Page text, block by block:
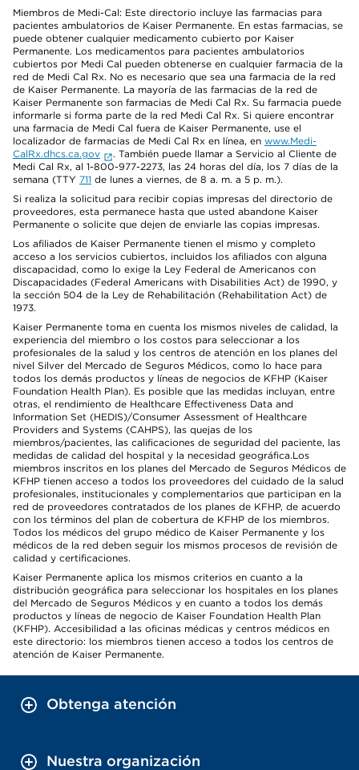
Miembros de Medi-Cal: Este directorio incluye las farmacias para
pacientes ambulatorios de Kaiser Permanente. En estas farmacias, se
puede obtener cualquier medicamento cubierto por Kaiser
Permanente. Los medicamentos para pacientes ambulatorios
cubiertos por Medi Cal pueden obtenerse en cualquier farmacia de la
red de Medi Cal Rx. No es necesario que sea una farmacia de la red
de Kaiser Permanente. La mayoría de las farmacias de la red de
Kaiser Permanente son farmacias de Medi Cal Rx. Su farmacia puede
informarle si forma parte de la red Medi Cal Rx. Si quiere encontrar
una farmacia de Medi Cal fuera de Kaiser Permanente, use el
localizador de farmacias de Medi Cal Rx en línea, en www.Medi-
CalRx.dhcs.ca.gov
. También puede llamar a Servicio al Cliente de
Medi Cal Rx, al 1-800-977-2273, las 24 horas del día, los 7 días de la
semana (TTY 711 de lunes a viernes, de 8 a. m. a 5 p. m.).
Si realiza la solicitud para recibir copias impresas del directorio de
proveedores, esta permanece hasta que usted abandone Kaiser
Permanente o solicite que dejen de enviarle las copias impresas.
Los afiliados de Kaiser Permanente tienen el mismo y completo
acceso a los servicios cubiertos, incluidos los afiliados con alguna
discapacidad, como lo exige la Ley Federal de Americanos con
Discapacidades (Federal Americans with Disabilities Act) de 1990, y
la sección 504 de la Ley de Rehabilitación (Rehabilitation Act) de
1973.
Kaiser Permanente toma en cuenta los mismos niveles de calidad, la
experiencia del miembro o los costos para seleccionar a los
profesionales de la salud y los centros de atención en los planes del
nivel Silver del Mercado de Seguros Médicos, como lo hace para
todos los demás productos y líneas de negocios de KFHP (Kaiser
Foundation Health Plan). Es posible que las medidas incluyan, entre
otras, el rendimiento de Healthcare Effectiveness Data and
Information Set (HEDIS)/Consumer Assessment of Healthcare
Providers and Systems (CAHPS), las quejas de los
miembros/pacientes, las calificaciones de seguridad del paciente, las
medidas de calidad del hospital y la necesidad geográfica.Los
miembros inscritos en los planes del Mercado de Seguros Médicos de
KFHP tienen acceso a todos los proveedores del cuidado de la salud
profesionales, institucionales y complementarios que participan en la
red de proveedores contratados de los planes de KFHP, de acuerdo
con los términos del plan de cobertura de KFHP de los miembros.
Todos los médicos del grupo médico de Kaiser Permanente y los
médicos de la red deben seguir los mismos procesos de revisión de
calidad y certificaciones.
Kaiser Permanente aplica los mismos criterios en cuanto a la
distribución geográfica para seleccionar los hospitales en los planes
del Mercado de Seguros Médicos y en cuanto a todos los demás
productos y líneas de negocio de Kaiser Foundation Health Plan
(KFHP). Accesibilidad a las oficinas médicas y centros médicos en
este directorio: los miembros tienen acceso a todos los centros de
atención de Kaiser Permanente.
Obtenga atención
Nuestra organización